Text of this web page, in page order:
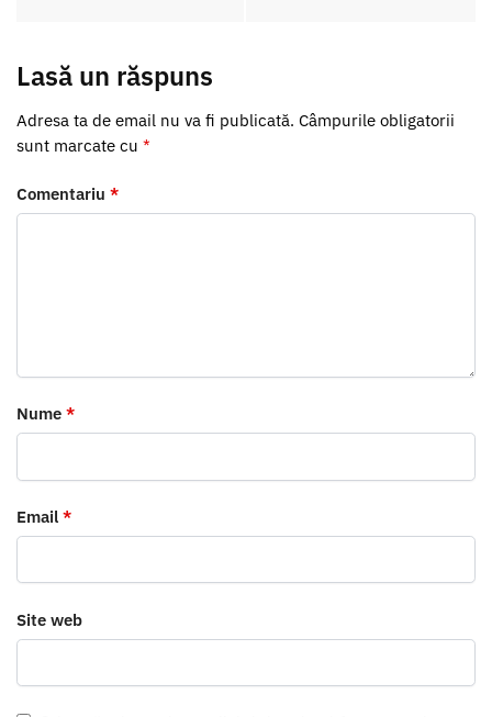
Lasă un răspuns
Adresa ta de email nu va fi publicată. Câmpurile obligatorii
sunt marcate cu *
Comentariu *
Nume *
Email *
Site web